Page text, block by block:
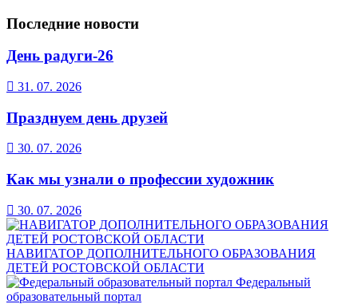
Последние новости
День радуги-26
31. 07. 2026
Празднуем день друзей
30. 07. 2026
Как мы узнали о профессии художник
30. 07. 2026
НАВИГАТОР ДОПОЛНИТЕЛЬНОГО ОБРАЗОВАНИЯ
ДЕТЕЙ РОСТОВСКОЙ ОБЛАСТИ
Федеральный
образовательный портал